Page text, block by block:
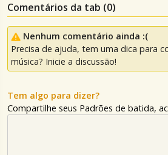
Comentários da tab (0)
Nenhum comentário ainda :(
Precisa de ajuda, tem uma dica para
música? Inicie a discussão!
Tem algo para dizer?
Compartilhe seus Padrões de batida,